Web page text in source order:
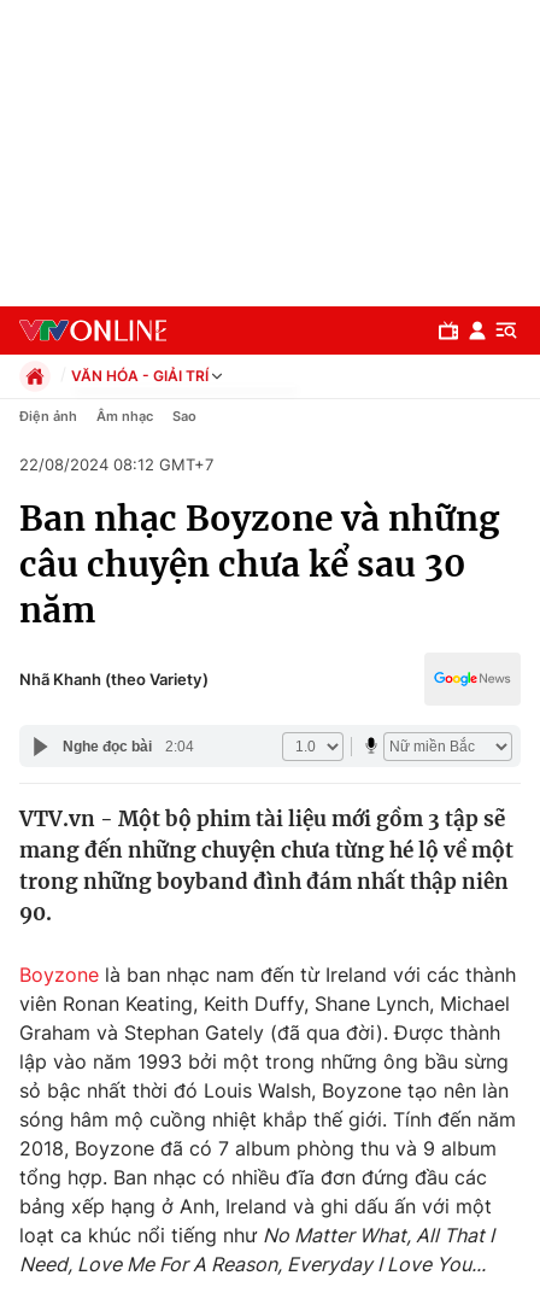
Chuyên mục
Chính trị
Xã hội
Pháp luật
Y tế
Thế giới
Tin tức
Thế giới đó đây
Câu chuyện quốc tế
Kinh tế
Thị trường
Góc doanh nghiệp
Dữ liệu và đời sống
Truyền hình
Phim VTV
Hậu trường
Nhân vật
Khán giả
Giải sao mai
Giải trí
Điện ảnh
Âm nhạc
Sao
Đời sống
Du lịch
Làm đẹp
Giáo dục
VĂN HÓA - GIẢI TRÍ
Chính trị
Pháp luật
Kinh tế
Thể thao
Truyền hình
Văn hóa - Giải trí
Công nghệ
Điện ảnh Âm nhạc Sao
22/08/2024 08:12 GMT+7
Ban nhạc Boyzone và những
câu chuyện chưa kể sau 30
năm
Nhã Khanh (theo Variety)
Nghe đọc bài 2:04
VTV.vn - Một bộ phim tài liệu mới gồm 3 tập sẽ
mang đến những chuyện chưa từng hé lộ về một
trong những boyband đình đám nhất thập niên
90.
Boyzone là ban nhạc nam đến từ Ireland với các thành
viên Ronan Keating, Keith Duffy, Shane Lynch, Michael
Graham và Stephan Gately (đã qua đời). Được thành
lập vào năm 1993 bởi một trong những ông bầu sừng
sỏ bậc nhất thời đó Louis Walsh, Boyzone tạo nên làn
sóng hâm mộ cuồng nhiệt khắp thế giới. Tính đến năm
2018, Boyzone đã có 7 album phòng thu và 9 album
tổng hợp. Ban nhạc có nhiều đĩa đơn đứng đầu các
bảng xếp hạng ở Anh, Ireland và ghi dấu ấn với một
loạt ca khúc nổi tiếng như No Matter What, All That I
Need, Love Me For A Reason, Everyday I Love You...